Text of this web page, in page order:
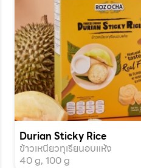
Durian Sticky Rice
ข้าวเหนียวทุเรียนอบแห้ง
40 g, 100 g